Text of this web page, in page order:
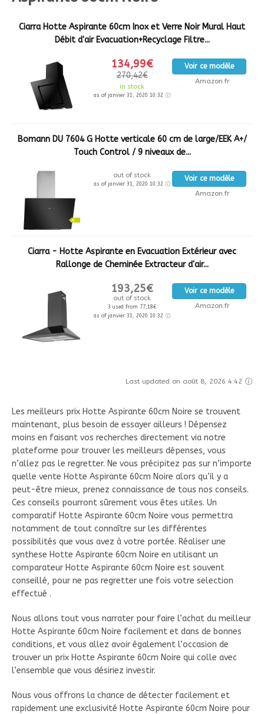
Ciarra Hotte Aspirante 60cm Inox et Verre Noir Mural Haut
Débit d'air Evacuation+Recyclage Filtre...
134,99€
270,42€
in stock
as of janvier 31, 2020 10:32
Voir ce modèle
Amazon.fr
Bomann DU 7604 G Hotte verticale 60 cm de large/EEK A+/
Touch Control / 9 niveaux de...
out of stock
as of janvier 31, 2020 10:32
Voir ce modèle
Amazon.fr
Ciarra - Hotte Aspirante en Evacuation Extérieur avec
Rallonge de Cheminée Extracteur d'air...
193,25€
out of stock
3 used from 77,18€
as of janvier 31, 2020 10:32
Voir ce modèle
Amazon.fr
Last updated on août 8, 2026 4:42
Les meilleurs prix Hotte Aspirante 60cm Noire se trouvent
maintenant, plus besoin de essayer ailleurs ! Dépensez
moins en faisant vos recherches directement via notre
plateforme pour trouver les meilleurs dépenses, vous
n’allez pas le regretter. Ne vous précipitez pas sur n’importe
quelle vente Hotte Aspirante 60cm Noire alors qu’il y a
peut-être mieux, prenez connaissance de tous nos conseils.
Ces conseils pourront sûrement vous êtes utiles. Un
comparatif Hotte Aspirante 60cm Noire vous permettra
notamment de tout connaître sur les différentes
possibilités que vous avez à votre portée. Réaliser une
synthese Hotte Aspirante 60cm Noire en utilisant un
comparateur Hotte Aspirante 60cm Noire est souvent
conseillé, pour ne pas regretter une fois votre selection
effectué .
Nous allons tout vous narrater pour faire l’achat du meilleur
Hotte Aspirante 60cm Noire facilement et dans de bonnes
conditions, et vous allez avoir également l’occasion de
trouver un prix Hotte Aspirante 60cm Noire qui colle avec
l’ensemble que vous désiriez investir.
Nous vous offrons la chance de détecter facilement et
rapidement une exclusivité Hotte Aspirante 60cm Noire pour